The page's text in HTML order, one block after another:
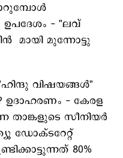
- "ലവ്
മായി മുന്നോട്ടു
വിഷയങ്ങൾ"
ഉദാഹരണം - കേരള
താങ്കളുടെ സീനിയർ
ഡോക്ടറേറ്റ്
80%